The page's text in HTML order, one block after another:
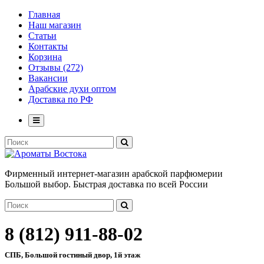
Главная
Наш магазин
Статьи
Контакты
Корзина
Отзывы (272)
Вакансии
Арабские духи оптом
Доставка по РФ
Фирменный интернет-магазин арабской парфюмерии
Большой выбор. Быстрая доставка по всей России
8 (812) 911-88-02
СПБ, Большой гостиный двор, 1й этаж